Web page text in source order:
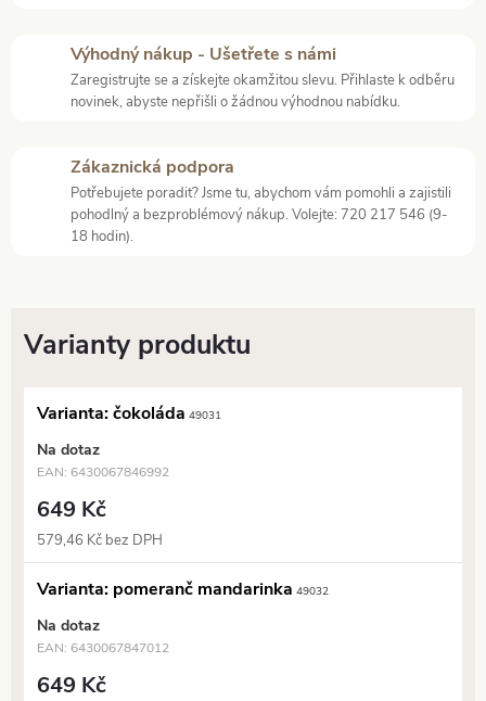
Výhodný nákup - Ušetřete s námi
Zaregistrujte se a získejte okamžitou slevu. Přihlaste k odběru
novinek, abyste nepřišli o žádnou výhodnou nabídku.
Zákaznická podpora
Potřebujete poradit? Jsme tu, abychom vám pomohli a zajistili
pohodlný a bezproblémový nákup. Volejte: 720 217 546 (9-
18 hodin).
Varianta: čokoláda 49031
Na dotaz
EAN: 6430067846992
649 Kč
579,46 Kč bez DPH
Varianta: pomeranč mandarinka 49032
Na dotaz
EAN: 6430067847012
649 Kč